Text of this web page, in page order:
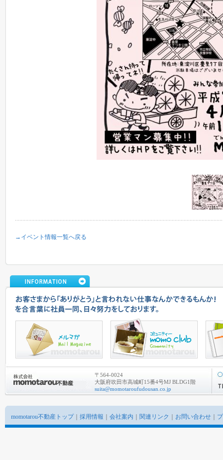
→イベント情報一覧へ戻る
〒564-0024
大阪府吹田市高城町15番4号MJ BLDG1階
suita@momotaroufudousan.co.jp
momotarou不動産トップ｜ 採用情報 会社案内 関連リンク お問い合わせ